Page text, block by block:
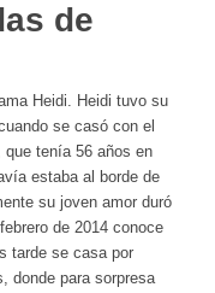
de
Heidi. Heidi tuvo su
se casó con el
que tenía 56 años en
estaba al borde de
su joven amor duró
de 2014 conoce
tarde se casa por
donde para sorpresa